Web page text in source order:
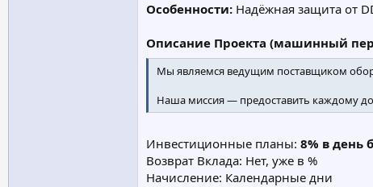
Особенности: Надёжная защита от
Описание Проекта (машинный
Мы являемся ведущим поставщиком
Наша миссия — предоставить каждому
Инвестиционные планы: 8% в день
Возврат Вклада: Нет, уже в %
Начисление: Календарные дни